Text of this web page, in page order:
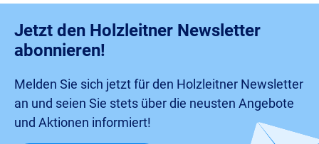
Jetzt den Holzleitner Newsletter
abonnieren!
Melden Sie sich jetzt für den Holzleitner Newsletter
an und seien Sie stets über die neusten Angebote
und Aktionen informiert!